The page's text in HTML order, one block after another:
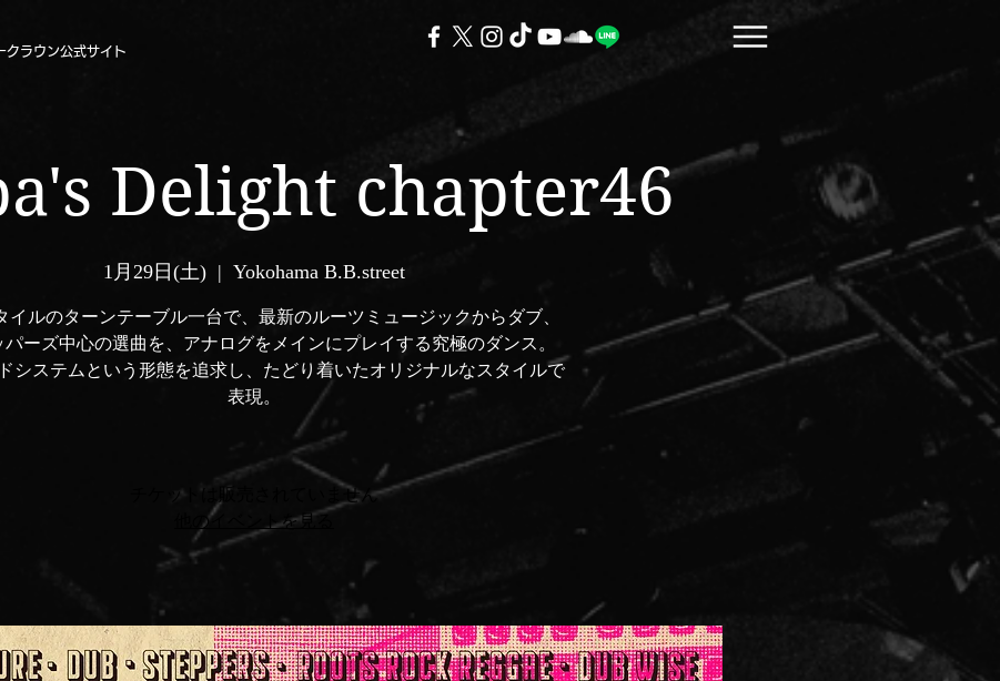
クラウン公式サイト
Delight chapter46
1月29日(土)
  |
Yokohama B.B.street
イルのターンテーブル一台で、最新のルーツミュージックからダブ、
パーズ中心の選曲を、アナログをメインにプレイする究極のダンス。
システムという形態を追求し、たどり着いたオリジナルなスタイルで
表現。
チケットは販売されていません
他のイベントを見る